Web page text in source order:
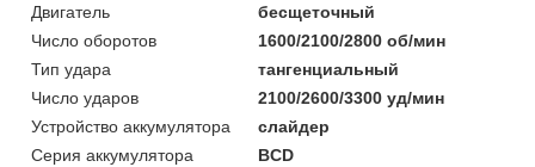
Двигатель
бесщеточный
Число оборотов
1600/2100/2800 об/мин
Тип удара
тангенциальный
Число ударов
2100/2600/3300 уд/мин
Устройство аккумулятора
слайдер
Серия аккумулятора
BCD